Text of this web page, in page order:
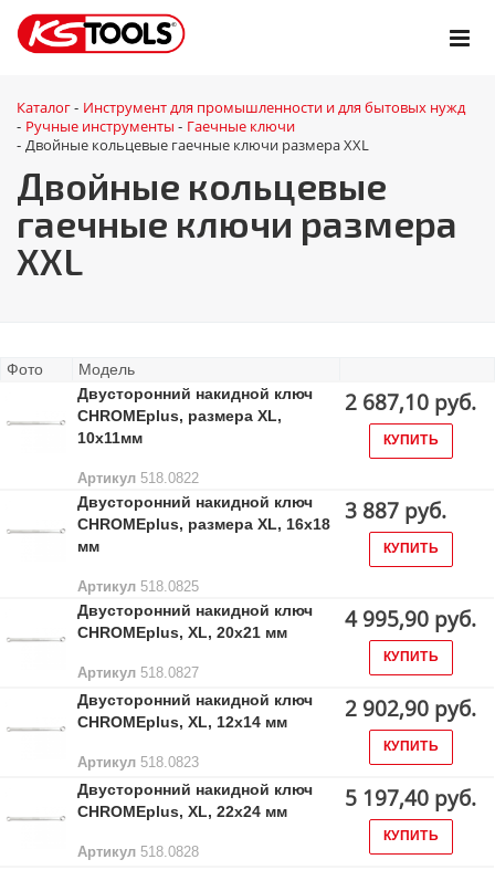
Каталог - Инструмент для промышленности и для бытовых нужд
- Ручные инструменты - Гаечные ключи
- Двойные кольцевые гаечные ключи размера XXL
Двойные кольцевые
гаечные ключи размера
XXL
Фото
Модель
Двусторонний накидной ключ
CHROMEplus, размера XL,
10x11мм
Артикул 518.0822
2 687,10 руб.
КУПИТЬ
Двусторонний накидной ключ
CHROMEplus, размера XL, 16х18
мм
Артикул 518.0825
3 887 руб.
КУПИТЬ
Двусторонний накидной ключ
CHROMEplus, XL, 20x21 мм
Артикул 518.0827
4 995,90 руб.
КУПИТЬ
Двусторонний накидной ключ
CHROMEplus, XL, 12x14 мм
Артикул 518.0823
2 902,90 руб.
КУПИТЬ
Двусторонний накидной ключ
CHROMEplus, XL, 22х24 мм
Артикул 518.0828
5 197,40 руб.
КУПИТЬ